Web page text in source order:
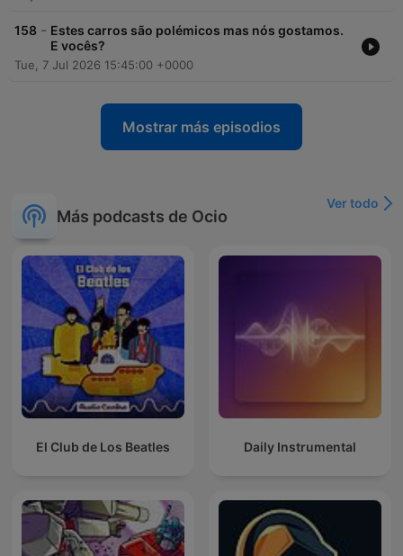
158 - Estes carros são polémicos mas nós gostamos.
E vocês?
Tue, 7 Jul 2026 15:45:00 +0000
Mostrar más episodios
Más podcasts de Ocio
Ver todo
El Club de Los Beatles Daily Instrumental